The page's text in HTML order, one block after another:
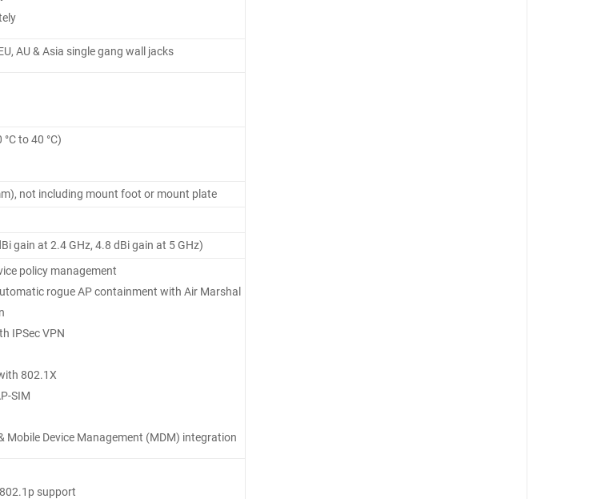
AU & Asia single gang wall jacks
to 40 °C)
not including mount foot or mount plate
gain at 2.4 GHz, 4.8 dBi gain at 5 GHz)
policy management
rogue AP containment with Air Marshal
IPSec VPN
802.1X
SIM
Mobile Device Management (MDM) integration
support